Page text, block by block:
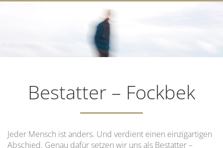
Bestatter – Fockbek
Jeder Mensch ist anders. Und verdient einen einzigartigen
Abschied. Genau dafür setzen wir uns als Bestatter –